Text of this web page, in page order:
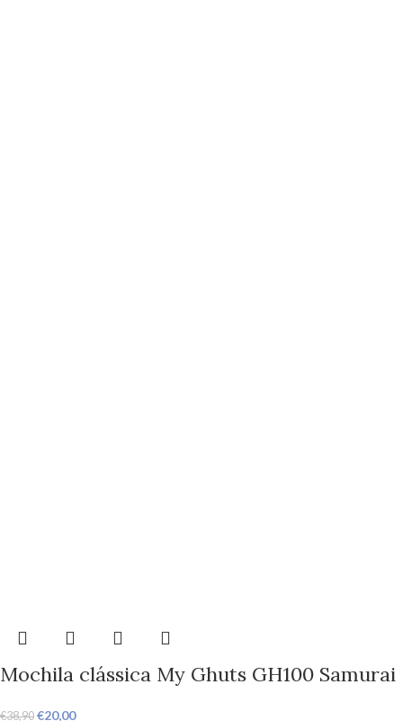
Mochila clássica My Ghuts GH100 Samurai
€38,90 €20,00